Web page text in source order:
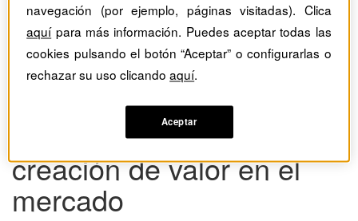
Artículos con el Tag:
creación de valor en el
mercado
navegación (por ejemplo, páginas visitadas). Clica
aquípara más información. Puedes aceptar todas las
cookies pulsando el botón “Aceptar” o configurarlas o
rechazar su uso clicandoaquí.
Aceptar